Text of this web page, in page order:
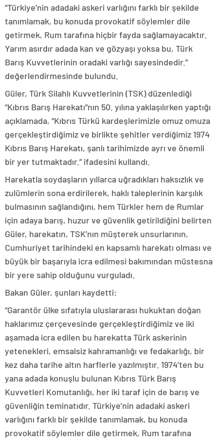
“Türkiye’nin adadaki askeri varlığını farklı bir şekilde
tanımlamak, bu konuda provokatif söylemler dile
getirmek, Rum tarafına hiçbir fayda sağlamayacaktır.
Yarım asırdır adada kan ve gözyaşı yoksa bu, Türk
Barış Kuvvetlerinin oradaki varlığı sayesindedir.”
değerlendirmesinde bulundu.
Güler, Türk Silahlı Kuvvetlerinin (TSK) düzenlediği
“Kıbrıs Barış Harekatı”nın 50. yılına yaklaşılırken yaptığı
açıklamada, “Kıbrıs Türkü kardeşlerimizle omuz omuza
gerçekleştirdiğimiz ve birlikte şehitler verdiğimiz 1974
Kıbrıs Barış Harekatı, şanlı tarihimizde ayrı ve önemli
bir yer tutmaktadır.” ifadesini kullandı.
Harekatla soydaşların yıllarca uğradıkları haksızlık ve
zulümlerin sona erdirilerek, haklı taleplerinin karşılık
bulmasının sağlandığını, hem Türkler hem de Rumlar
için adaya barış, huzur ve güvenlik getirildiğini belirten
Güler, harekatın, TSK’nın müşterek unsurlarının,
Cumhuriyet tarihindeki en kapsamlı harekatı olması ve
büyük bir başarıyla icra edilmesi bakımından müstesna
bir yere sahip olduğunu vurguladı.
Bakan Güler, şunları kaydetti:
“Garantör ülke sıfatıyla uluslararası hukuktan doğan
haklarımız çerçevesinde gerçekleştirdiğimiz ve iki
aşamada icra edilen bu harekatta Türk askerinin
yetenekleri, emsalsiz kahramanlığı ve fedakarlığı, bir
kez daha tarihe altın harflerle yazılmıştır. 1974’ten bu
yana adada konuşlu bulunan Kıbrıs Türk Barış
Kuvvetleri Komutanlığı, her iki taraf için de barış ve
güvenliğin teminatıdır. Türkiye’nin adadaki askeri
varlığını farklı bir şekilde tanımlamak, bu konuda
provokatif söylemler dile getirmek, Rum tarafına